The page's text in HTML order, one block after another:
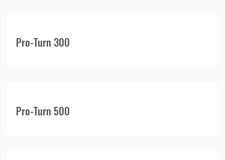
Pro-Turn 300
Pro-Turn 500